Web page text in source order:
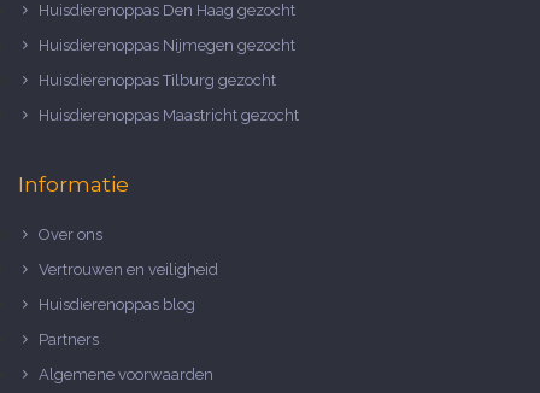
Huisdierenoppas Den Haag gezocht
Huisdierenoppas Nijmegen gezocht
Huisdierenoppas Tilburg gezocht
Huisdierenoppas Maastricht gezocht
Informatie
Over ons
Vertrouwen en veiligheid
Huisdierenoppas blog
Partners
Algemene voorwaarden